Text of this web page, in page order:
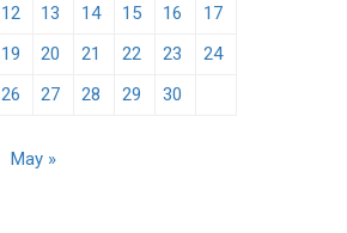
12 13 14 15 16
17
19 20 21 22 23
24
26 27 28 29 30
May »